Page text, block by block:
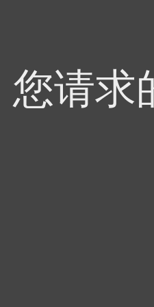
您请